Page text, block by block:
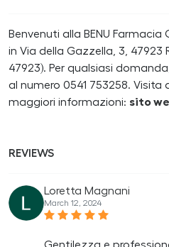
Benvenuti alla BENU
in Via della Gazzella, 3, 47923
47923). Per qualsiasi
al numero 0541 753258.
maggiori informazioni: sito
REVIEWS
Loretta Magnani
March 12, 2024
Gentilezza e